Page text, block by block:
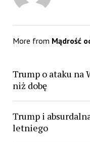
More from Mądrość
Trump o ataku na
niż dobę
Trump i
letniego